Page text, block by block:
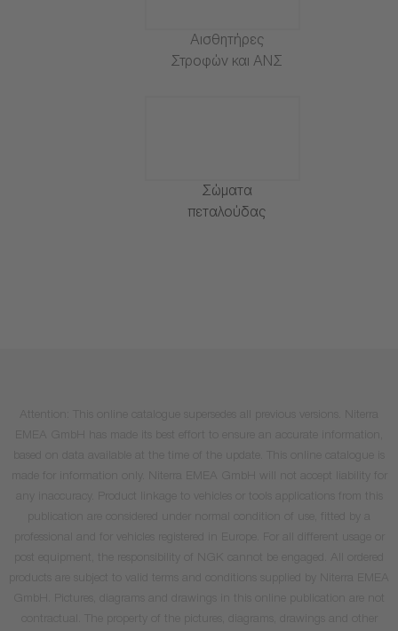
Αισθητήρες
Στροφών και ΑΝΣ
Σώματα
πεταλούδας